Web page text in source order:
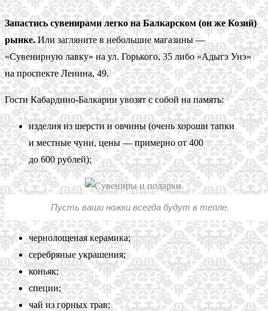
Запастись сувенирами легко на Балкарском (он же Козий)
рынке.Или загляните в небольшие магазины —
«Сувенирную лавку» на ул. Горького, 35 либо «Адыгэ Унэ»
на проспекте Ленина, 49.
Гости Кабардино-Балкарии увозят с собой на память:
изделия из шерсти и овчины (очень хороши тапки
и местные чуни, цены — примерно от 400
до 600 рублей);
Пусть ваши ножки всегда будут в тепле.
чернолощеная керамика;
серебряные украшения;
коньяк;
специи;
чай из горных трав;